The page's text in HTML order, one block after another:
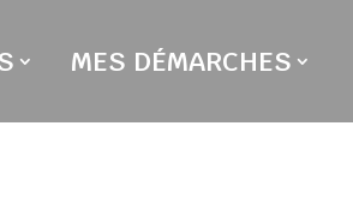
MES DÉMARCHES